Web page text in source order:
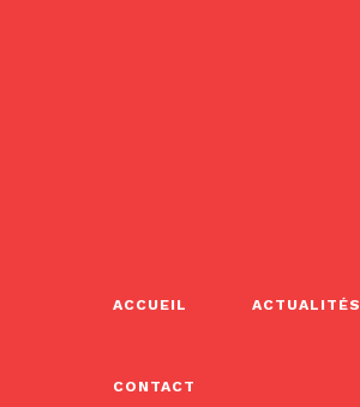
ACCUEIL ACTUALITÉS
CONTACT